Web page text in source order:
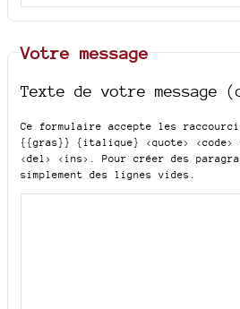
Votre message
Texte de votre message
Ce formulaire accepte les
{{gras}} {italique} <quote> <code>
<del> <ins> . Pour créer des
simplement des lignes vides.